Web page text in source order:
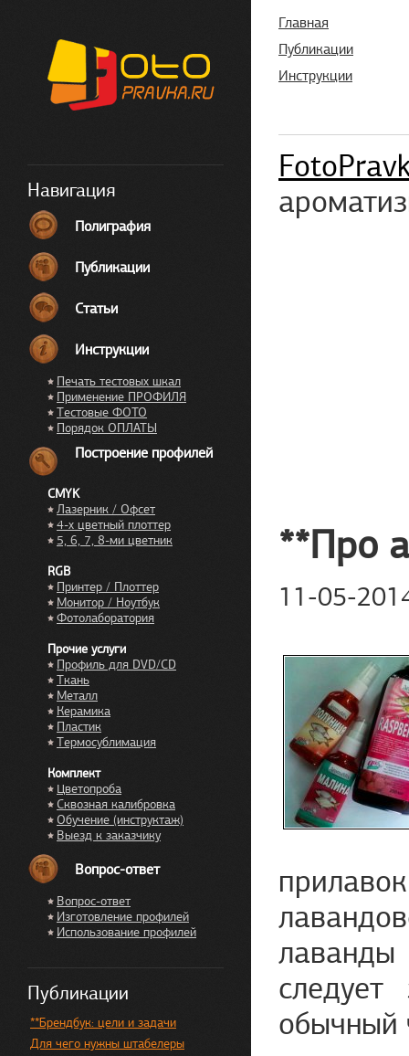
Навигация
Полиграфия
Публикации
Статьи
Инструкции
Печать тестовых шкал
Применение ПРОФИЛЯ
Тестовые ФОТО
Порядок ОПЛАТЫ
Построение профилей
CMYK
Лазерник / Офсет
4-х цветный плоттер
5, 6, 7, 8-ми цветник
RGB
Принтер / Плоттер
Монитор / Ноутбук
Фотолаборатория
Прочие услуги
Профиль для DVD/CD
Ткань
Металл
Керамика
Пластик
Термосублимация
Комплект
Цветопроба
Сквозная калибровка
Обучение (инструктаж)
Выезд к заказчику
Вопрос-ответ
Вопрос-ответ
Изготовление профилей
Использование профилей
Публикации
**Брендбук: цели и задачи
Для чего нужны штабелеры
Главная
Публикации
Инструкции
**Про
11-05-
обычный